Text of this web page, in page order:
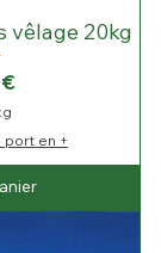
vêlage 20kg
port en +